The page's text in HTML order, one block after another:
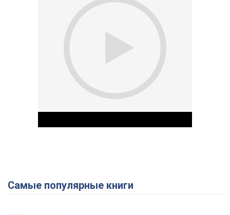
Play Video
Самые популярные книги